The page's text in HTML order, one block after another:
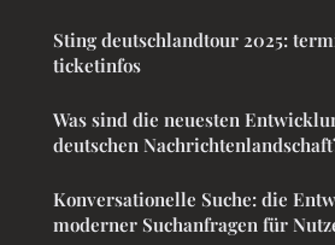
Sting deutschlandtour 2025:
ticketinfos
Was sind die neuesten
deutschen
Konversationelle Suche: die
moderner Suchanfragen für